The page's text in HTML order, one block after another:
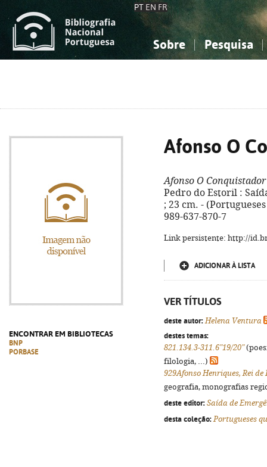
PT EN FR
Sobre Pesquisa
ENCONTRAR EM BIBLIOTECAS
BNP
PORBASE
Afonso O
Afonso O Conquistador
Pedro do Estoril :
; 23 cm. -
989-637-870-7
Link persistente: http://
ADICIONAR À LISTA
VER TÍTULOS
deste autor: Helena Ventura
destes temas:
821.134.3-311.6"19/20"
filologia, ...)
929Afonso Henriques, Rei
geografia, monografias
deste editor: Saída de
desta coleção: Portugueses